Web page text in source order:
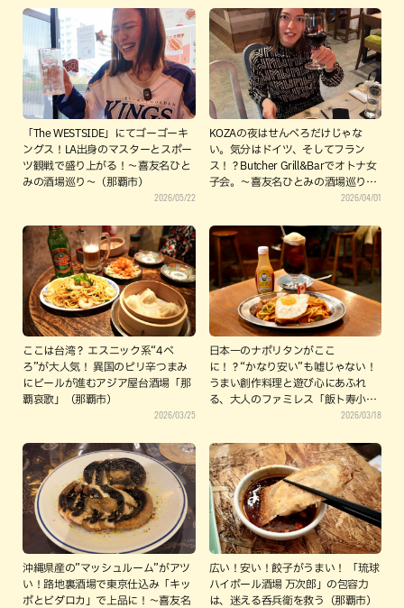
「The WESTSIDE」にてゴーゴーキ
ングス！LA出身のマスターとスポー
ツ観戦で盛り上がる！〜喜友名ひと
みの酒場巡り〜（那覇市）
2026/05/22
KOZAの夜はせんべろだけじゃな
い。気分はドイツ、そしてフラン
ス！？Butcher Grill&Barでオトナ女
子会。〜喜友名ひとみの酒場巡り〜
2026/04/01
ここは台湾？ エスニック系“4べ
ろ”が大人気！ 異国のピリ辛つまみ
にビールが進むアジア屋台酒場「那
覇哀歌」（那覇市）
2026/03/25
日本一のナポリタンがここ
に！？“かなり安い”も嘘じゃない！
うまい創作料理と遊び心にあふれ
る、大人のファミレス「飯ト寿小や
2026/03/18
沖縄県産の”マッシュルーム”がアツ
い！路地裏酒場で東京仕込み「キッ
ポとビダロカ」で上品に！〜喜友名
広い！安い！餃子がうまい！ 「琉球
ハイボール酒場 万次郎」の包容力
は、迷える呑兵衛を救う（那覇市）